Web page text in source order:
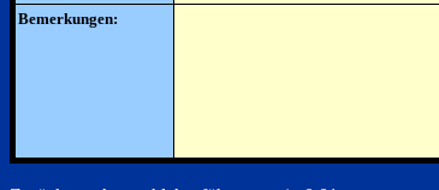
Bemerkungen: